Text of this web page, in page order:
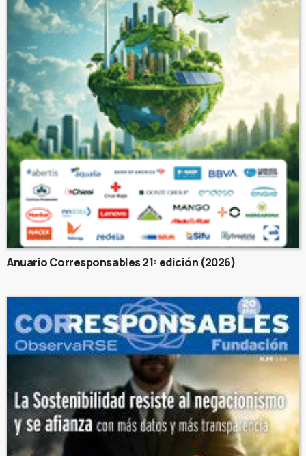
Anuario Corresponsables 21ª edición (2026)